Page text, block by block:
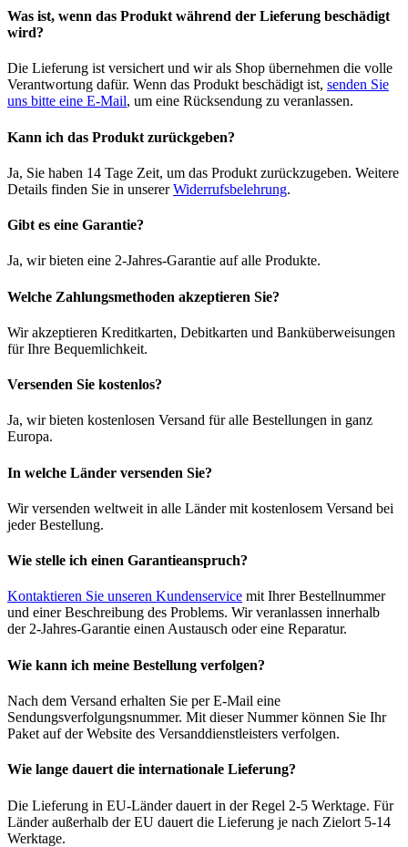
Was ist, wenn das Produkt während der Lieferung beschädigt
wird?
Die Lieferung ist versichert und wir als Shop übernehmen die volle
Verantwortung dafür. Wenn das Produkt beschädigt ist, senden Sie
uns bitte eine E-Mail, um eine Rücksendung zu veranlassen.
Kann ich das Produkt zurückgeben?
Ja, Sie haben 14 Tage Zeit, um das Produkt zurückzugeben. Weitere
Details finden Sie in unsererWiderrufsbelehrung.
Gibt es eine Garantie?
Ja, wir bieten eine 2-Jahres-Garantie auf alle Produkte.
Welche Zahlungsmethoden akzeptieren Sie?
Wir akzeptieren Kreditkarten, Debitkarten und Banküberweisungen
für Ihre Bequemlichkeit.
Versenden Sie kostenlos?
Ja, wir bieten kostenlosen Versand für alle Bestellungen in ganz
Europa.
In welche Länder versenden Sie?
Wir versenden weltweit in alle Länder mit kostenlosem Versand bei
jeder Bestellung.
Wie stelle ich einen Garantieanspruch?
Kontaktieren Sie unseren Kundenservice mit Ihrer Bestellnummer
und einer Beschreibung des Problems. Wir veranlassen innerhalb
der 2-Jahres-Garantie einen Austausch oder eine Reparatur.
Wie kann ich meine Bestellung verfolgen?
Nach dem Versand erhalten Sie per E-Mail eine
Sendungsverfolgungsnummer. Mit dieser Nummer können Sie Ihr
Paket auf der Website des Versanddienstleisters verfolgen.
Wie lange dauert die internationale Lieferung?
Die Lieferung in EU-Länder dauert in der Regel 2-5 Werktage. Für
Länder außerhalb der EU dauert die Lieferung je nach Zielort 5-14
Werktage.